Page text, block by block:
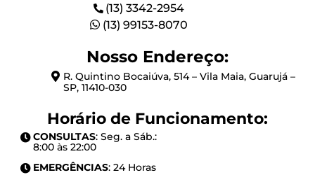
(13) 3342-2954
(13) 99153-8070
Nosso Endereço:
R. Quintino Bocaiúva, 514 – Vila Maia, Guarujá –
SP, 11410-030
Horário de Funcionamento:
CONSULTAS: Seg. a Sáb.:
8:00 às 22:00
EMERGÊNCIAS: 24 Horas